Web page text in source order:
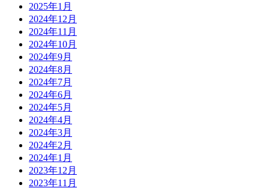
2025年1月
2024年12月
2024年11月
2024年10月
2024年9月
2024年8月
2024年7月
2024年6月
2024年5月
2024年4月
2024年3月
2024年2月
2024年1月
2023年12月
2023年11月